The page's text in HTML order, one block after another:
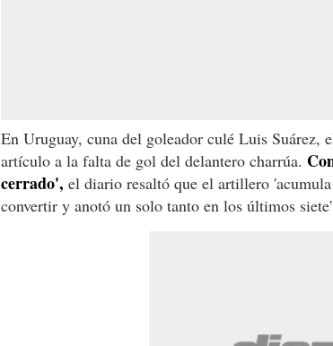
En Uruguay, cuna del goleador culé Luis Suárez,
artículo a la falta de gol del delantero charrúa.
cerrado', el diario resaltó que el artillero
convertir y anotó un solo tanto en los últimos